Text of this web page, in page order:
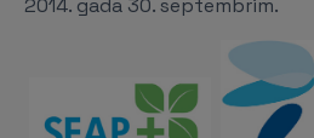
2014. gada 30. septembrim.